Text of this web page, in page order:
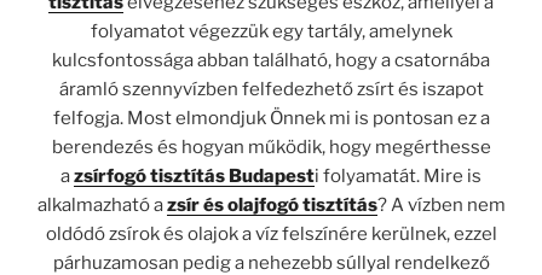
folyamatot végezzük egy tartály, amelynek
kulcsfontossága abban található, hogy a csatornába
áramló szennyvízben felfedezhető zsírt és iszapot
felfogja. Most elmondjuk Önnek mi is pontosan ez a
berendezés és hogyan működik, hogy megérthesse
azsírfogó tisztítás Budapesti folyamatát. Mire is
alkalmazható azsír és olajfogó tisztítás?A vízben nem
oldódó zsírok és olajok a víz felszínére kerülnek, ezzel
párhuzamosan pedig a nehezebb súllyal rendelkező